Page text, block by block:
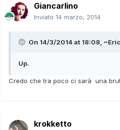
Giancarlino
Inviato 14 marzo, 2014
On 14/3/2014 at 18:08,
Up.
Credo che tra poco ci sarà una
krokketto